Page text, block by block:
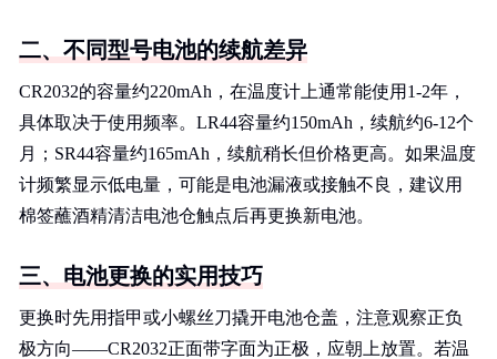
二、不同型号电池的续航差异
CR2032的容量约220mAh，在温度计上通常能使用1-2年，
具体取决于使用频率。LR44容量约150mAh，续航约6-12个
月；SR44容量约165mAh，续航稍长但价格更高。如果温度
计频繁显示低电量，可能是电池漏液或接触不良，建议用
棉签蘸酒精清洁电池仓触点后再更换新电池。
三、电池更换的实用技巧
更换时先用指甲或小螺丝刀撬开电池仓盖，注意观察正负
极方向——CR2032正面带字面为正极，应朝上放置。若温